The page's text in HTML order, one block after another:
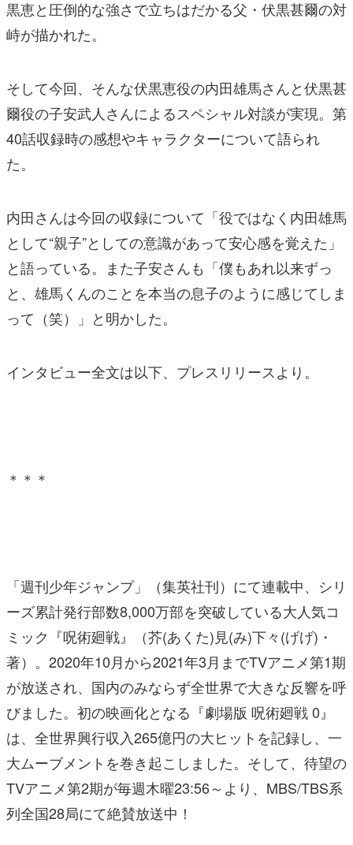
黒恵と圧倒的な強さで立ちはだかる父・伏黒甚爾の対
峙が描かれた。
そして今回、そんな伏黒恵役の内田雄馬さんと伏黒甚
爾役の子安武人さんによるスペシャル対談が実現。第
40話収録時の感想やキャラクターについて語られ
た。
内田さんは今回の収録について「役ではなく内田雄馬
として“親子”としての意識があって安心感を覚えた」
と語っている。また子安さんも「僕もあれ以来ずっ
と、雄馬くんのことを本当の息子のように感じてしま
って（笑）」と明かした。
インタビュー全文は以下、プレスリリースより。
＊＊＊
「週刊少年ジャンプ」（集英社刊）にて連載中、シリ
ーズ累計発行部数8,000万部を突破している大人気コ
ミック『呪術廻戦』（芥(あくた)見(み)下々(げげ)・
著）。2020年10月から2021年3月までTVアニメ第1期
が放送され、国内のみならず全世界で大きな反響を呼
びました。初の映画化となる『劇場版 呪術廻戦 0』
は、全世界興行収入265億円の大ヒットを記録し、一
大ムーブメントを巻き起こしました。そして、待望の
TVアニメ第2期が毎週木曜23:56～より、MBS/TBS系
列全国28局にて絶賛放送中！